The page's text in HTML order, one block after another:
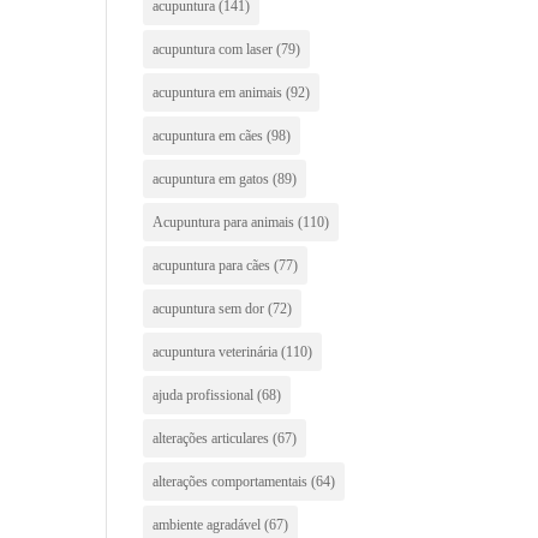
acupuntura (141)
acupuntura com laser (79)
acupuntura em animais (92)
acupuntura em cães (98)
acupuntura em gatos (89)
Acupuntura para animais (110)
acupuntura para cães (77)
acupuntura sem dor (72)
acupuntura veterinária (110)
ajuda profissional (68)
alterações articulares (67)
alterações comportamentais (64)
ambiente agradável (67)